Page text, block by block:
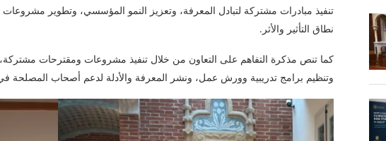
تنفيذ مبادرات مشتركة لتبادل المعرفة، وتعزيز النمو المؤسسي، وتطوير
نطاق التأثير والأثر.
كما تنص مذكرة التفاهم على التعاون من خلال تنفيذ مشروعات ومقترحات
وتنظيم برامج تدريبية وورش عمل، ونشر المعرفة والأدلة لدعم أصحاب المصلحة